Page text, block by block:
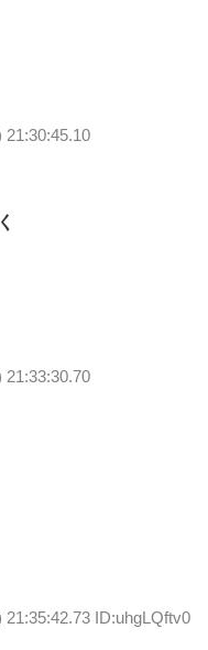
21:30:45.10
21:33:30.70
21:35:42.73 ID:uhgLQftv0